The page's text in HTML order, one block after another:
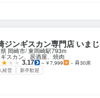
ジンギスカン専門店 いま
岡崎市 東岡崎駅793m
スカン、居酒屋、焼肉
3.17 ～￥7,999 －
30席
経営
新卒歓迎